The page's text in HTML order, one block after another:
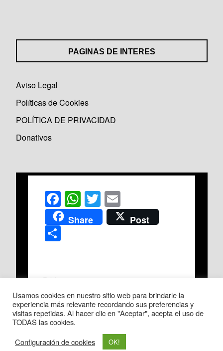
PAGINAS DE INTERES
Aviso Legal
Políticas de Cookies
POLÍTICA DE PRIVACIDAD
Donativos
F
a
c
o
k
W
h
at
p
T
wi
tt
m
ail
Share Post
ar
tir
Biblia
Diario
Usamos cookies en nuestro sitio web para brindarle la
experiencia más relevante recordando sus preferencias y
visitas repetidas. Al hacer clic en "Aceptar", acepta el uso de
TODAS las cookies.
Configuración de cookies
OK!